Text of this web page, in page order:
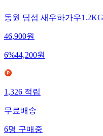
동원 딤섬 새우하가우
46,900원
6%44,200원
1,326적립
무료배송
6명구매중